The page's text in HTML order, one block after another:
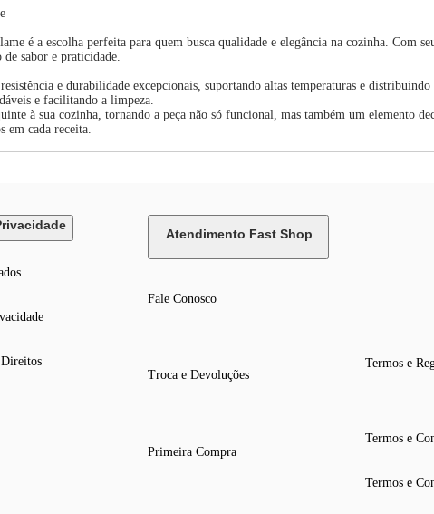
é a escolha perfeita para quem busca qualidade e elegância na cozinha. Com
sabor e praticidade.
e durabilidade excepcionais, suportando altas temperaturas e
e facilitando a limpeza.
à sua cozinha, tornando a peça não só funcional, mas também um elemento
em cada receita.
Atendimento Fast Shop
Fale Conosco
Troca e Devoluções
Primeira Compra
Termos e
Termos e
Termos e